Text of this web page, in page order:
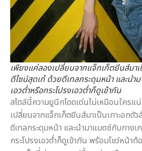
เพียงแค่ลองเปลี่ยนจากแจ็กเก็ตยีนส์มา
ดีไซน์สุดเก๋ ด้วยดีเทลกระดุมหน้า และน
เอวต่ำหรือกระโปรงเอวต่ำก็ดูเข้ากัน
สไตล์นี้ความยูนีกโดดเด่นไม่เหมือนใคร
เปลี่ยนจากแจ็กเก็ตยีนส์มาเป็นเกาะอกตั
ดีเทลกระดุมหน้า และนำมาแมตช์กับกางเ
กระโปรงเอวต่ำก็ดูเข้ากัน พร้อมโชว์หน้า